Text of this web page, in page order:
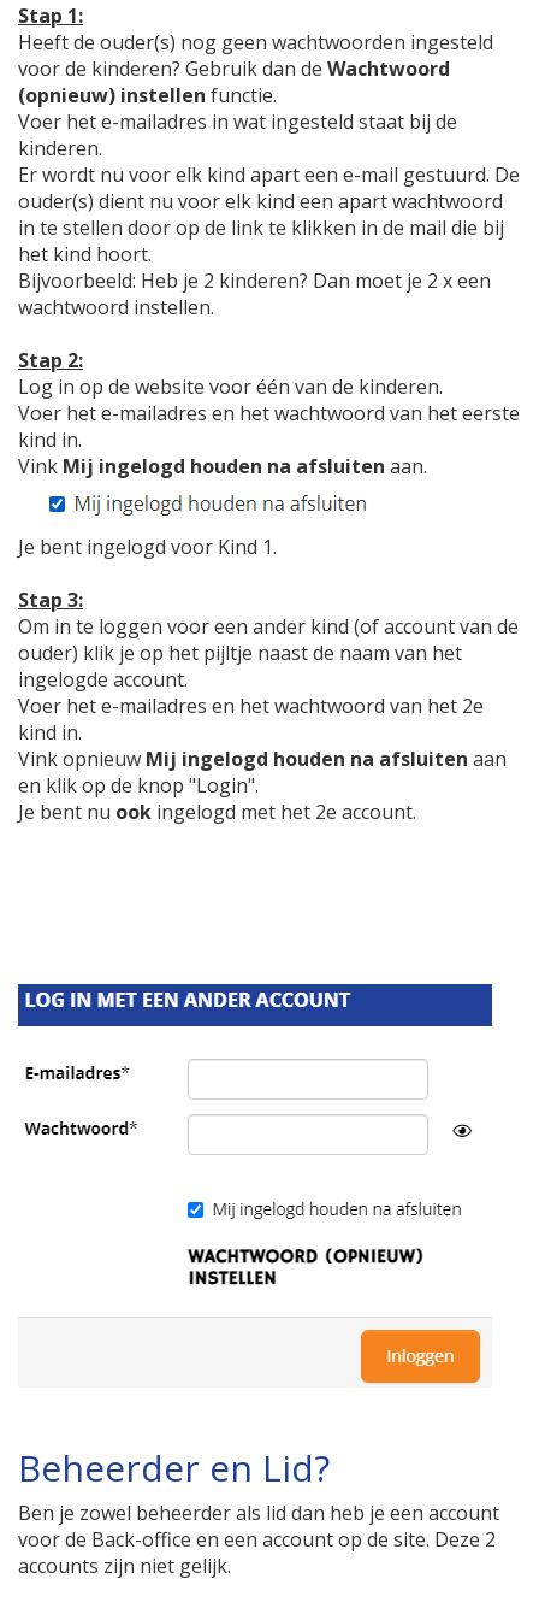
Stap 1:
Heeft de ouder(s) nog geen wachtwoorden ingesteld
voor de kinderen? Gebruik dan de Wachtwoord
(opnieuw) instellen functie.
Voer het e-mailadres in wat ingesteld staat bij de
kinderen.
Er wordt nu voor elk kind apart een e-mail gestuurd. De
ouder(s) dient nu voor elk kind een apart wachtwoord
in te stellen door op de link te klikken in de mail die bij
het kind hoort.
Bijvoorbeeld: Heb je 2 kinderen? Dan moet je 2 x een
wachtwoord instellen.
Stap 2:
Log in op de website voor één van de kinderen.
Voer het e-mailadres en het wachtwoord van het eerste
kind in.
Vink Mij ingelogd houden na afsluiten aan.
Je bent ingelogd voor Kind 1.
Stap 3:
Om in te loggen voor een ander kind (of account van de
ouder) klik je op het pijltje naast de naam van het
ingelogde account.
Voer het e-mailadres en het wachtwoord van het 2e
kind in.
Vink opnieuw Mij ingelogd houden na afsluiten aan
en klik op de knop "Login".
Je bent nu ook ingelogd met het 2e account.
Beheerder en Lid?
Ben je zowel beheerder als lid dan heb je een account
voor de Back-office en een account op de site. Deze 2
accounts zijn niet gelijk.